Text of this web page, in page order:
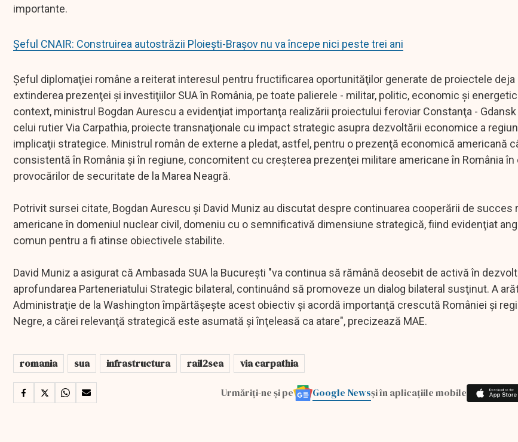
importante.
Șeful CNAIR: Construirea autostrăzii Ploiești-Brașov nu va începe nici peste trei ani
Şeful diplomaţiei române a reiterat interesul pentru fructificarea oportunităţilor generate de proiectele deja
extinderea prezenţei şi investiţiilor SUA în România, pe toate palierele - militar, politic, economic şi
context, ministrul Bogdan Aurescu a evidenţiat importanţa realizării proiectului feroviar Constanţa - Gdansk
celui rutier Via Carpathia, proiecte transnaţionale cu impact strategic asupra dezvoltării economice a
implicaţii strategice. Ministrul român de externe a pledat, astfel, pentru o prezenţă economică americană
consistentă în România şi în regiune, concomitent cu creşterea prezenţei militare americane în România în
provocărilor de securitate de la Marea Neagră.
Potrivit sursei citate, Bogdan Aurescu şi David Muniz au discutat despre continuarea cooperării de succes
americane în domeniul nuclear civil, domeniu cu o semnificativă dimensiune strategică, fiind evidenţiat
comun pentru a fi atinse obiectivele stabilite.
David Muniz a asigurat că Ambasada SUA la Bucureşti "va continua să rămână deosebit de activă în
aprofundarea Parteneriatului Strategic bilateral, continuând să promoveze un dialog bilateral susţinut. A
Administraţie de la Washington împărtăşeşte acest obiectiv şi acordă importanţă crescută României şi
Negre, a cărei relevanţă strategică este asumată şi înţeleasă ca atare", precizează MAE.
romania sua infrastructura rail2sea via carpathia
Urmăriți-ne și pe Google Newsși în aplicațiile mobile